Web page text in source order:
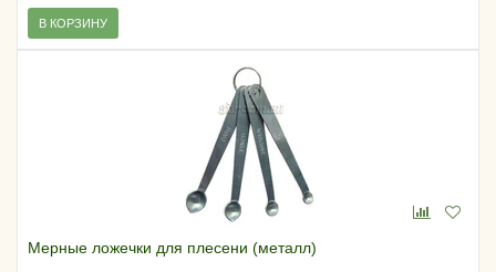
В КОРЗИНУ
Мерные ложечки для плесени (металл)